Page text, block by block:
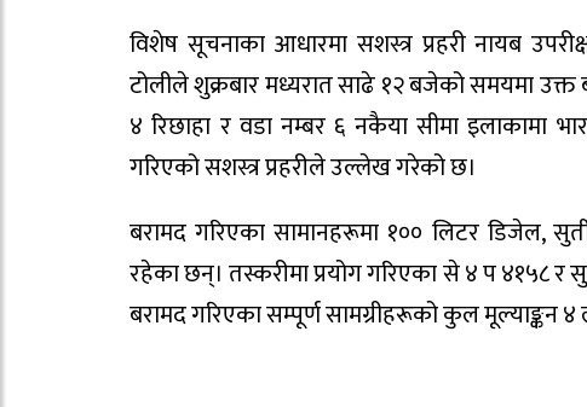
विशेष सूचनाका आधारमा सशस्त्र प्रहरी नायब
टोलीले शुक्रबार मध्यरात साढे १२ बजेको समयमा
४ रिछाहा र वडा नम्बर ६ नकैया सीमा इलाकामा
गरिएको सशस्त्र प्रहरीले उल्लेख गरेको छ।
बरामद गरिएका सामानहरूमा १०० लिटर डिजेल,
रहेका छन्। तस्करीमा प्रयोग गरिएका से ४ प ४१५८ र
बरामद गरिएका सम्पूर्ण सामग्रीहरूको कुल मूल्याङ्कन